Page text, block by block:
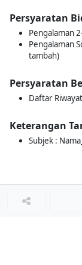
Persyaratan
Pengalaman
Pengalaman
tambah)
Persyaratan
Daftar
Keterangan
Subjek :